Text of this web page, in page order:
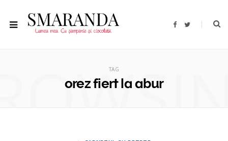
F
T
TAG
orez fiert la abur